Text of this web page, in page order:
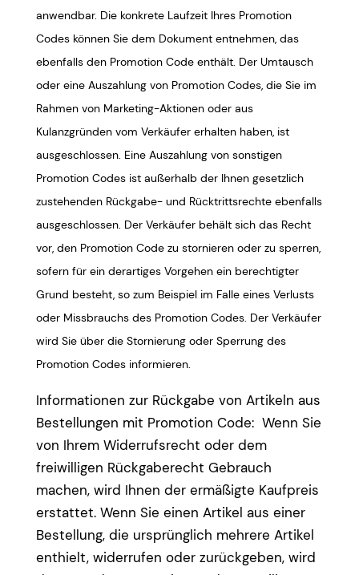
anwendbar. Die konkrete Laufzeit Ihres Promotion
Codes können Sie dem Dokument entnehmen, das
ebenfalls den Promotion Code enthält. Der Umtausch
oder eine Auszahlung von Promotion Codes, die Sie im
Rahmen von Marketing-Aktionen oder aus
Kulanzgründen vom Verkäufer erhalten haben, ist
ausgeschlossen. Eine Auszahlung von sonstigen
Promotion Codes ist außerhalb der Ihnen gesetzlich
zustehenden Rückgabe- und Rücktrittsrechte ebenfalls
ausgeschlossen. Der Verkäufer behält sich das Recht
vor, den Promotion Code zu stornieren oder zu sperren,
sofern für ein derartiges Vorgehen ein berechtigter
Grund besteht, so zum Beispiel im Falle eines Verlusts
oder Missbrauchs des Promotion Codes. Der Verkäufer
wird Sie über die Stornierung oder Sperrung des
Promotion Codes informieren.
Informationen zur Rückgabe von Artikeln aus
Bestellungen mit Promotion Code: Wenn Sie
von Ihrem Widerrufsrecht oder dem
freiwilligen Rückgaberecht Gebrauch
machen, wird Ihnen der ermäßigte Kaufpreis
erstattet. Wenn Sie einen Artikel aus einer
Bestellung, die ursprünglich mehrere Artikel
enthielt, widerrufen oder zurückgeben, wird